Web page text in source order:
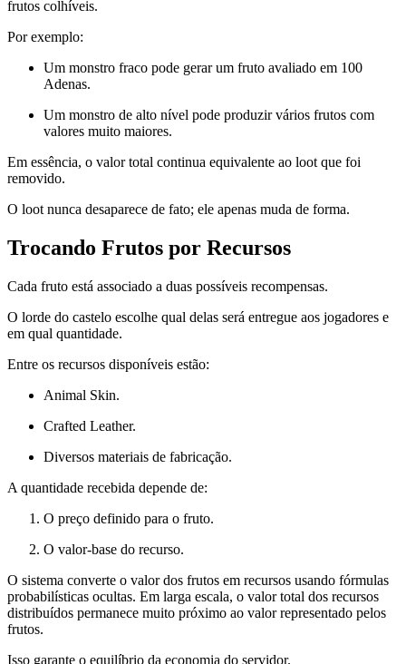
frutos colhíveis.
Por exemplo:
Um monstro fraco pode gerar um fruto avaliado em 100
Adenas.
Um monstro de alto nível pode produzir vários frutos com
valores muito maiores.
Em essência, o valor total continua equivalente ao loot que foi
removido.
O loot nunca desaparece de fato; ele apenas muda de forma.
Trocando Frutos por Recursos
Cada fruto está associado a duas possíveis recompensas.
O lorde do castelo escolhe qual delas será entregue aos jogadores e
em qual quantidade.
Entre os recursos disponíveis estão:
Animal Skin.
Crafted Leather.
Diversos materiais de fabricação.
A quantidade recebida depende de:
O preço definido para o fruto.
O valor-base do recurso.
O sistema converte o valor dos frutos em recursos usando fórmulas
probabilísticas ocultas. Em larga escala, o valor total dos recursos
distribuídos permanece muito próximo ao valor representado pelos
frutos.
Isso garante o equilíbrio da economia do servidor.